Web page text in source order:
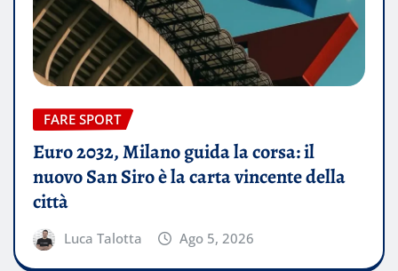
FARE SPORT
Euro 2032, Milano guida la corsa: il
nuovo San Siro è la carta vincente della
città
Luca Talotta Ago 5, 2026